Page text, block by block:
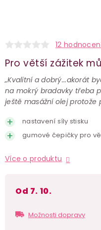
12
Pro větší zážitek
„Kvalitní a dobrý...akorát
na mokrý bradavky třeba
ještě masážní olej protože
nastavení síly stisku
gumové čepičky pro
Více o produktu
od 7. 10.
Možnosti dopravy